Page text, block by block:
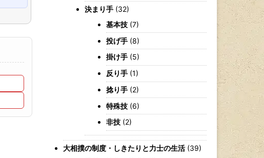
決まり手 (32)
基本技 (7)
投げ手 (8)
掛け手 (5)
反り手 (1)
捻り手 (2)
特殊技 (6)
非技 (2)
大相撲の制度・しきたりと力士の生活 (39)